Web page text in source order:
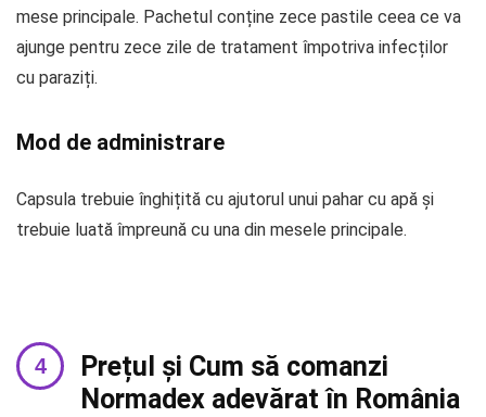
mese principale. Pachetul conține zece pastile ceea ce va
ajunge pentru zece zile de tratament împotriva infecților
cu paraziți.
Mod de administrare
Capsula trebuie înghițită cu ajutorul unui pahar cu apă și
trebuie luată împreună cu una din mesele principale.
Prețul și Cum să comanzi
Normadex adevărat în România